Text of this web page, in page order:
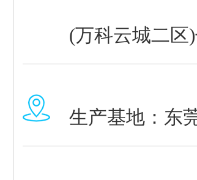
(万科云城二区
生产基地：东